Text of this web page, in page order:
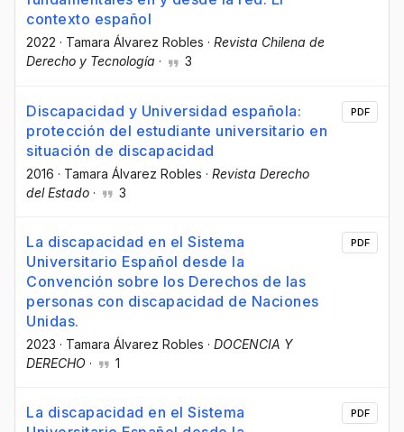
contexto español
2022 · Tamara Álvarez Robles · Revista Chilena de
Derecho y Tecnología · 3
Discapacidad y Universidad española:
protección del estudiante universitario en
situación de discapacidad
2016 · Tamara Álvarez Robles · Revista Derecho
del Estado · 3
PDF
La discapacidad en el Sistema
Universitario Español desde la
Convención sobre los Derechos de las
personas con discapacidad de Naciones
Unidas.
2023 · Tamara Álvarez Robles · DOCENCIA Y
DERECHO · 1
PDF
La discapacidad en el Sistema
PDF